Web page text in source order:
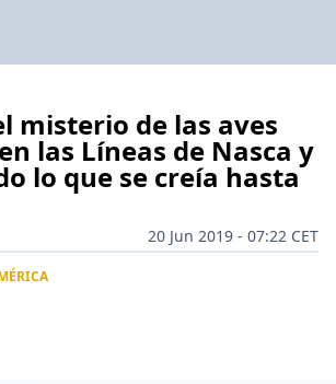
misterio de las aves
las Líneas de Nasca y
lo que se creía hasta
20 Jun 2019 - 07:22 CET